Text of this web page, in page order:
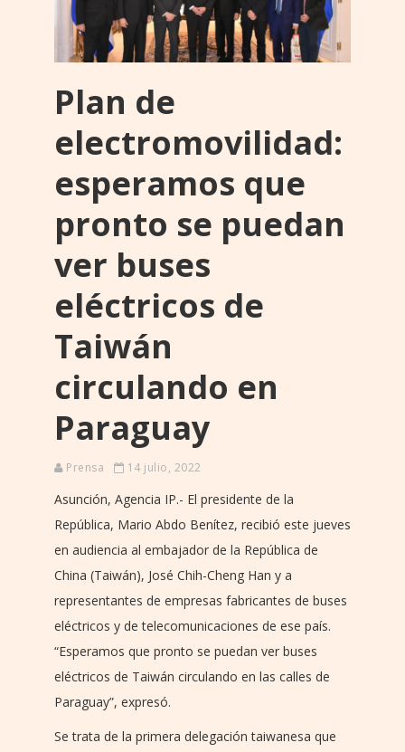
Plan de
electromovilidad:
esperamos que
pronto se puedan
ver buses
eléctricos de
Taiwán
circulando en
Paraguay
Prensa 14 julio, 2022
Asunción, Agencia IP.- El presidente de la
República, Mario Abdo Benítez, recibió este jueves
en audiencia al embajador de la República de
China (Taiwán), José Chih-Cheng Han y a
representantes de empresas fabricantes de buses
eléctricos y de telecomunicaciones de ese país.
“Esperamos que pronto se puedan ver buses
eléctricos de Taiwán circulando en las calles de
Paraguay”, expresó.
Se trata de la primera delegación taiwanesa que